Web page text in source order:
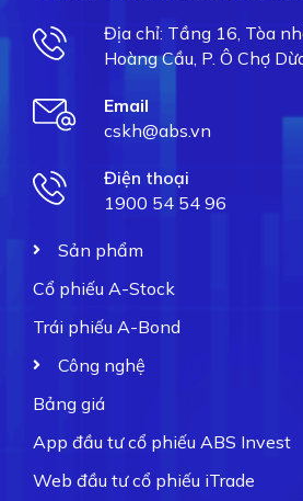
Địa chỉ: Tầng 16, Tòa
Hoàng Cầu, P. Ô Chợ
Email
cskh@abs.vn
Điện thoại
1900 54 54 96
Sản phẩm
Cổ phiếu A-Stock
Trái phiếu A-Bond
Công nghệ
Bảng giá
App đầu tư cổ phiếu ABS Invest
Web đầu tư cổ phiếu iTrade